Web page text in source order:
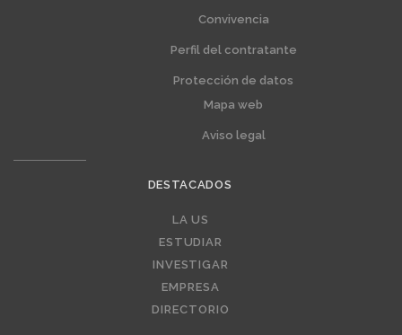
Convivencia
Perfil del contratante
Protección de datos
Mapa web
Aviso legal
DESTACADOS
LA US
ESTUDIAR
INVESTIGAR
EMPRESA
DIRECTORIO